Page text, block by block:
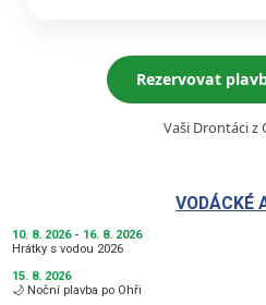
Rezervovat
Vaši Drontáci z
VODÁCKÉ
10. 8. 2026 - 16. 8. 2026
Hrátky s vodou 2026
15. 8. 2026
🌙 Noční plavba po Ohři